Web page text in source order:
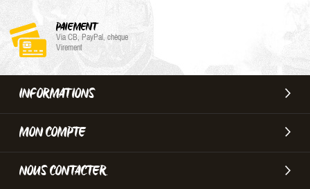
PAIEMENT
Via CB, PayPal, chèque
Virement
INFORMATIONS
MON COMPTE
NOUS CONTACTER